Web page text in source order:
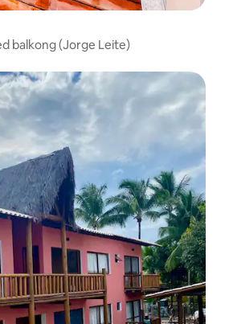
balkong (Jorge Leite)